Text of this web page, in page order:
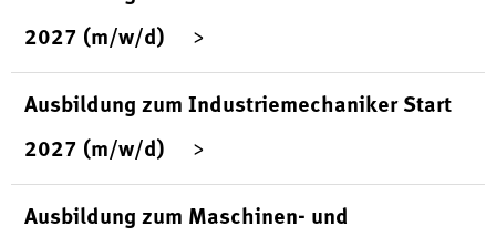
2027 (m/w/d)
Ausbildung zum Industriemechaniker Start
2027 (m/w/d)
Ausbildung zum Maschinen- und